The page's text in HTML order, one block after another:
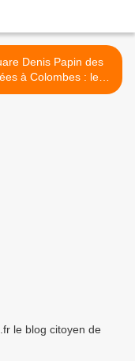
Denis Papin des
à Colombes : les
de Madame
le blog citoyen de